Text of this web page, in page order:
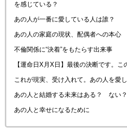
を感じている？
あの人が一番に愛している人は誰？
あの人の家庭の現状、配偶者への本心
不倫関係に“決着”をもたらす出来事
【運命日X月X日】最後の決断です。こ
これが現実、受け入れて。あの人を愛
あの人と結婚する未来はある？ ない？
あの人と幸せになるために